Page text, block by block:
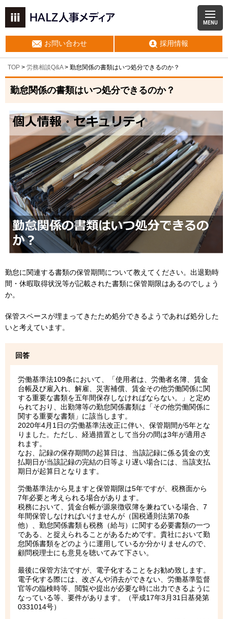
MENU
お問い合わせ 採用情報
TOP > 労務相談Q&A> 勤怠関係の書類はいつ処分できるのか？
勤怠関係の書類はいつ処分できるのか？
勤怠に関連する書類の保管期間について教えてください。出退勤時
間・休暇取得状況等が記載された書類に保管期限はあるのでしょう
か。
保管スペースが埋まってきたため処分できるようであれば処分した
いと考えています。
回答
労働基準法109条において、「使用者は、労働者名簿、賃金
台帳及び雇入れ、解雇、災害補償、賃金その他労働関係に関
する重要な書類を五年間保存しなければならない。」と定め
られており、出勤簿等の勤怠関係書類は「その他労働関係に
関する重要な書類」に該当します。
2020年4月1日の労働基準法改正に伴い、保管期間が5年とな
りました。ただし、経過措置として当分の間は3年が適用さ
れます。
なお、記録の保存期間の起算日は、当該記録に係る賃金の支
払期日が当該記録の完結の日等より遅い場合には、当該支払
期日が起算日となります。
労働基準法から見ますと保管期限は5年ですが、税務面から
7年必要と考えられる場合があります。
税務において、賃金台帳が源泉徴収簿を兼ねている場合、7
年間保管しなければいけませんが（国税通則法第70条
他）、勤怠関係書類も税務（給与）に関する必要書類の一つ
である、と捉えられることがあるためです。貴社において勤
怠関係書類をどのように運用しているか分かりませんので、
顧問税理士にも意見を聴いてみて下さい。
最後に保管方法ですが、電子化することをお勧め致します。
電子化する際には、改ざんや消去ができない、労働基準監督
官等の臨検時等、閲覧や提出が必要な時に出力できるように
なっている等、要件があります。（平成17年3月31日基発第
0331014号）